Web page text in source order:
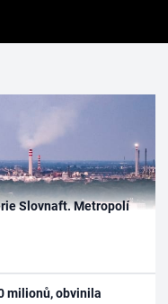
Slovnaft. Metropolí
milionů, obvinila